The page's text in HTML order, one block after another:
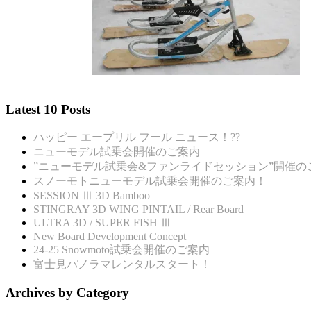
Latest 10 Posts
ハッピー エープリル フール ニュース！??
ニューモデル試乗会開催のご案内
”ニューモデル試乗会&ファンライドセッション”開催の
スノーモトニューモデル試乗会開催のご案内！
SESSION Ⅲ 3D Bamboo
STINGRAY 3D WING PINTAIL / Rear Board
ULTRA 3D / SUPER FISH Ⅲ
New Board Development Concept
24-25 Snowmoto試乗会開催のご案内
富士見パノラマレンタルスタート！
Archives by Category